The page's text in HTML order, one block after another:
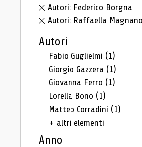
Autori: Federico Borgna
Autori: Raffaella Magnano
Autori
Fabio Guglielmi (1)
Giorgio Gazzera (1)
Giovanna Ferro (1)
Lorella Bono (1)
Matteo Corradini (1)
+ altri elementi
Anno